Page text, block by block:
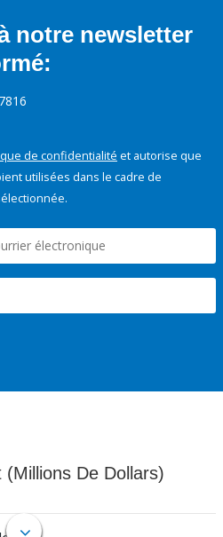
notre newsletter
de confidentialité et autorise que
utilisées dans le cadre de
De Dollars)